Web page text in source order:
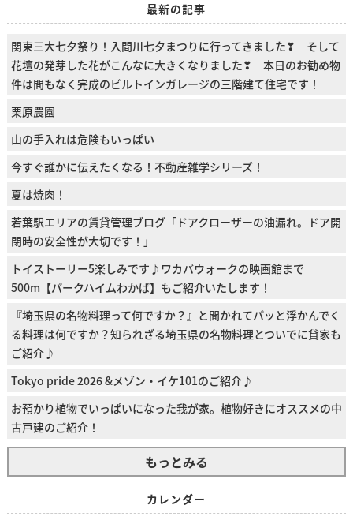
最新の記事
関東三大七夕祭り！入間川七夕まつりに行ってきました❣ そして
花壇の発芽した花がこんなに大きくなりました❣ 本日のお勧め物
件は間もなく完成のビルトインガレージの三階建て住宅です！
栗原農園
山の手入れは危険もいっぱい
今すぐ誰かに伝えたくなる！不動産雑学シリーズ！
夏は焼肉！
若葉駅エリアの賃貸管理ブログ「ドアクローザーの油漏れ。ドア開
閉時の安全性が大切です！」
トイストーリー5楽しみです♪ワカバウォークの映画館まで
500m【パークハイムわかば】もご紹介いたします！
『埼玉県の名物料理って何ですか？』と聞かれてパッと浮かんでく
る料理は何ですか？知られざる埼玉県の名物料理とついでに貸家も
ご紹介♪
Tokyo pride 2026 &メゾン・イケ101のご紹介♪
お預かり植物でいっぱいになった我が家。植物好きにオススメの中
古戸建のご紹介！
もっとみる
カレンダー